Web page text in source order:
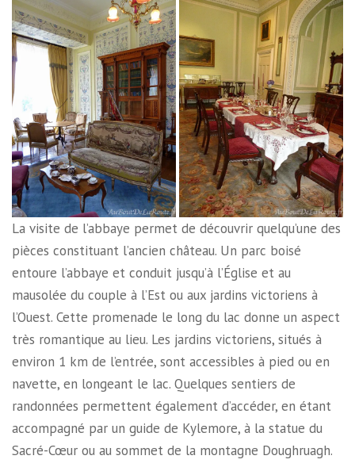
La visite de l’abbaye permet de découvrir quelqu’une des
pièces constituant l’ancien château. Un parc boisé
entoure l’abbaye et conduit jusqu’à l’Église et au
mausolée du couple à l’Est ou aux jardins victoriens à
l’Ouest. Cette promenade le long du lac donne un aspect
très romantique au lieu. Les jardins victoriens, situés à
environ 1 km de l’entrée, sont accessibles à pied ou en
navette, en longeant le lac. Quelques sentiers de
randonnées permettent également d’accéder, en étant
accompagné par un guide de Kylemore, à la statue du
Sacré-Cœur ou au sommet de la montagne Doughruagh.